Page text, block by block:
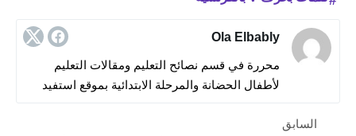
Ola Elbably
محررة في قسم نصائح التعليم ومقالات التعليم
لأطفال الحضانة والمرحلة الابتدائية بموقع استفيد
السابق